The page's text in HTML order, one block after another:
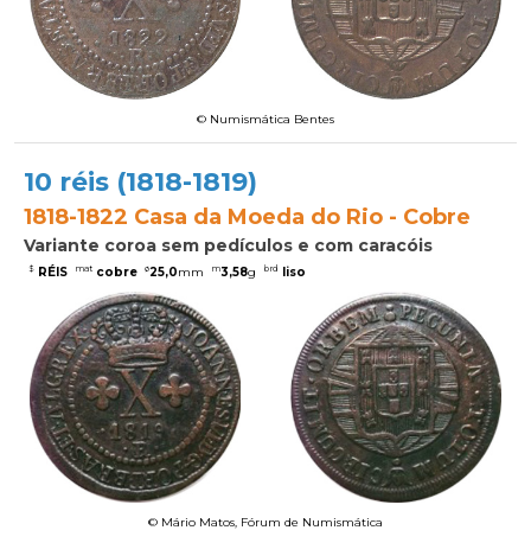
© Numismática Bentes
10 réis (1818-1819)
1818-1822 Casa da Moeda do Rio - Cobre
Variante coroa sem pedículos e com caracóis
$ RÉIS mat cobre ø25,0mm m3,58g brd liso
© Mário Matos, Fórum de Numismática